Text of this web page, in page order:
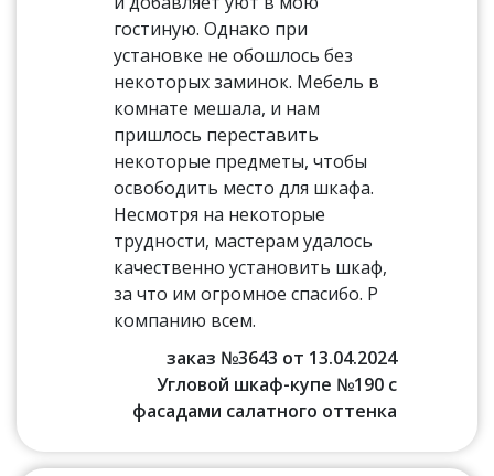
гостиную. Однако при
установке не обошлось без
некоторых заминок. Мебель в
комнате мешала, и нам
пришлось переставить
некоторые предметы, чтобы
освободить место для шкафа.
Несмотря на некоторые
трудности, мастерам удалось
качественно установить шкаф,
за что им огромное спасибо. Р
компанию всем.
заказ №3643 от 13.04.2024
Угловой шкаф-купе №190 с
фасадами салатного оттенка